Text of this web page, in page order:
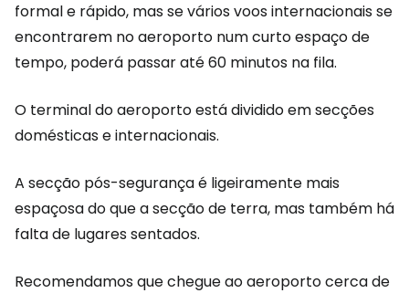
formal e rápido, mas se vários voos internacionais se
encontrarem no aeroporto num curto espaço de
tempo, poderá passar até 60 minutos na fila.
O terminal do aeroporto está dividido em secções
domésticas e internacionais.
A secção pós-segurança é ligeiramente mais
espaçosa do que a secção de terra, mas também há
falta de lugares sentados.
Recomendamos que chegue ao aeroporto cerca de